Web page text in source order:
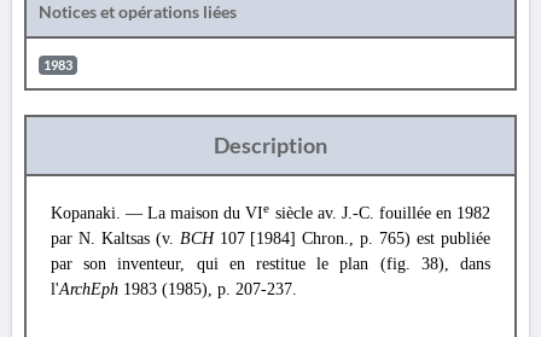
Notices et opérations liées
1983
Description
Kopanaki. — La maison du VIe siècle av. J.-C. fouillée en 1982
par N. Kaltsas (v. BCH107 [1984] Chron., p. 765) est publiée
par son inventeur, qui en restitue le plan (fig. 38), dans
l'ArchEph 1983 (1985), p. 207-237.